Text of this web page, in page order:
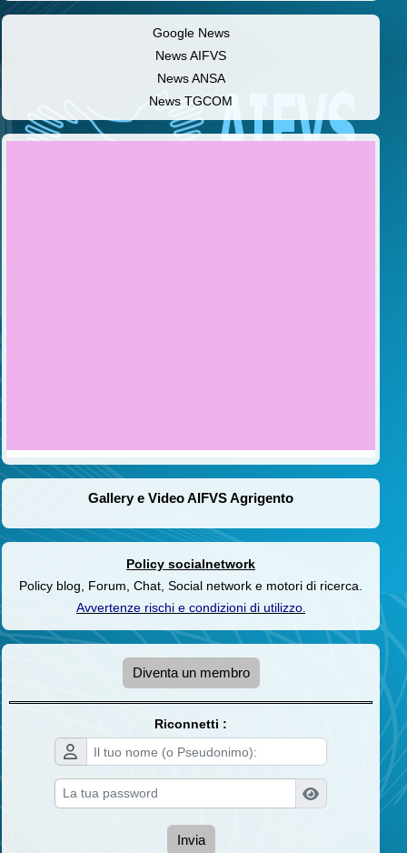
Google News
News AIFVS
News ANSA
News TGCOM
Gallery e Video AIFVS Agrigento
Policy socialnetwork
Policy blog, Forum, Chat, Social network e motori di ricerca.
Avvertenze rischi e condizioni di utilizzo.
Diventa un membro
Riconnetti :
Invia